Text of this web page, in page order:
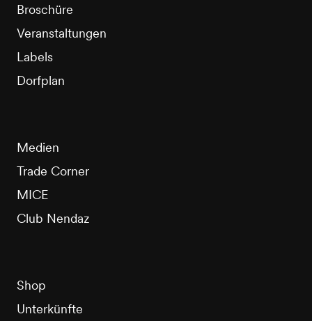
Broschüre
Veranstaltungen
Labels
Dorfplan
Medien
Trade Corner
MICE
Club Nendaz
Shop
Unterkünfte